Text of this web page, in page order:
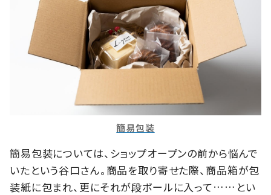
簡易包装
簡易包装については、ショップオープンの前から悩んで
いたという谷口さん。商品を取り寄せた際、商品箱が包
装紙に包まれ、更にそれが段ボールに入って……とい